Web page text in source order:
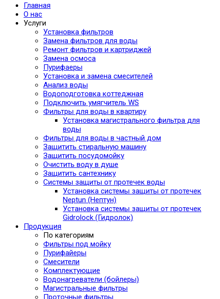
Главная
О нас
Услуги
Установка фильтров
Замена фильтров для воды
Ремонт фильтров и картриджей
Замена осмоса
Пурифаеры
Установка и замена смесителей
Анализ воды
Водоподготовка коттеджная
Подключить умягчитель WS
Фильтры для воды в квартиру
Установка магистрального фильтра для
воды
Фильтры для воды в частный дом
Защитить стиральную машину
Защитить посудомойку
Очистить воду в душе
Защитить сантехнику
Системы защиты от протечек воды
Установка системы защиты от протечек
Neptun (Нептун)
Установка системы защиты от протечек
Gidrolock (Гидролок)
Продукция
По категориям
Фильтры под мойку
Пурифайеры
Смесители
Комплектующие
Водонагреватели (бойлеры)
Магистральные фильтры
Проточные фильтры